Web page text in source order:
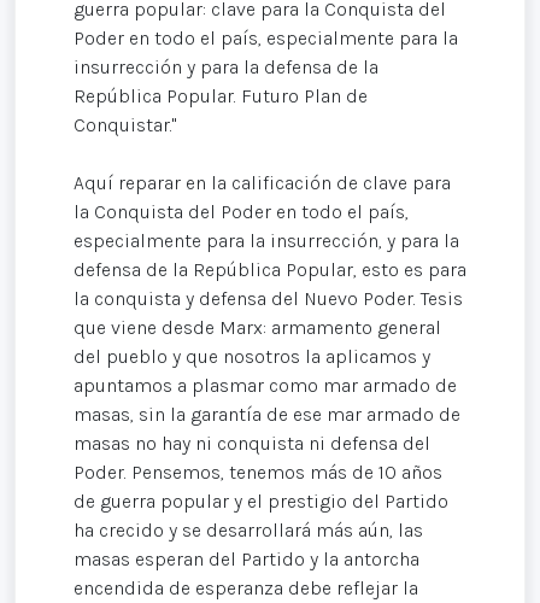
guerra popular: clave para la Conquista del
Poder en todo el país, especialmente para la
insurrección y para la defensa de la
República Popular. Futuro Plan de
Conquistar."
Aquí reparar en la calificación de clave para
la Conquista del Poder en todo el país,
especialmente para la insurrección, y para la
defensa de la República Popular, esto es para
la conquista y defensa del Nuevo Poder. Tesis
que viene desde Marx: armamento general
del pueblo y que nosotros la aplicamos y
apuntamos a plasmar como mar armado de
masas, sin la garantía de ese mar armado de
masas no hay ni conquista ni defensa del
Poder. Pensemos, tenemos más de 10 años
de guerra popular y el prestigio del Partido
ha crecido y se desarrollará más aún, las
masas esperan del Partido y la antorcha
encendida de esperanza debe reflejar la